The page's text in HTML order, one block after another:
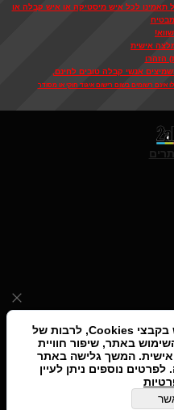
אל תאמינו לכל איש מיסטיקה או איש קבלה או
אישית
אנשי קבלה טובים לחינם,
בשום רישום איגוד חוקי או מסודר
לידיעתך, באתרנו נעשה שימוש בקבצי Cookies, לרבות של
באתר, שיפור חוויית
המשך גלישה באתר
נוספים ניתן לעיין